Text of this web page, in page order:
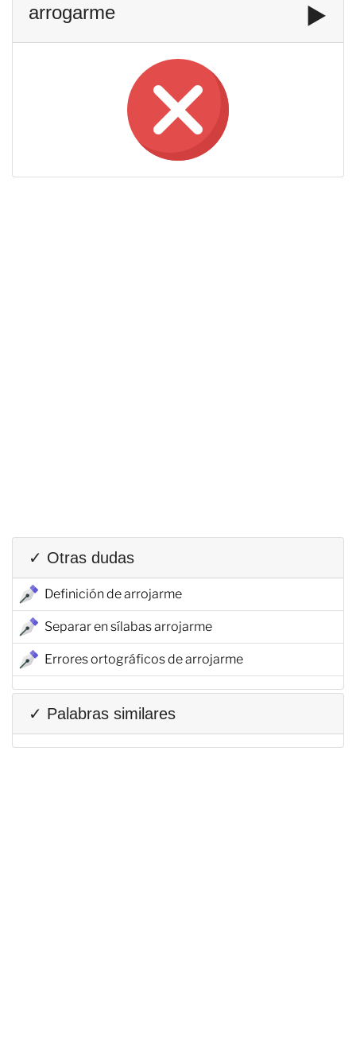
arrogarme ▶️
✓ Otras dudas
Definición de arrojarme
Separar en sílabas arrojarme
Errores ortográficos de arrojarme
✓ Palabras similares